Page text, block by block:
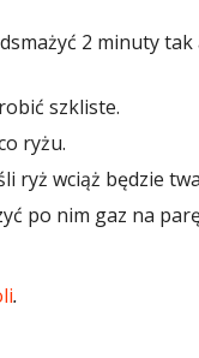
2 minuty
szkliste.
ryżu.
ryż wciąż będzie
po nim gaz na
.